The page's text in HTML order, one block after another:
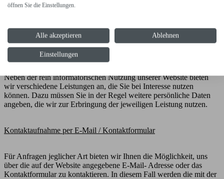
auf unserer Website. Die Speicherdauer entspricht der aktuellen
4.2 Weitere Funktionen und Angebote unserer
Website
Neben der rein informatorischen Nutzung unserer Website bieten
wir verschiedene Leistungen an, die Sie bei Interesse nutzen
können. Dazu müssen Sie in der Regel weitere persönliche Daten
angeben, die wir zur Erbringung der jeweiligen Leistung nutzen.
Kontaktaufnahme per E-Mail / Kontaktformular
Für Anfragen jeglicher Art bieten wir Ihnen die Möglichkeit, uns
über die auf der Website angegebene E-Mail- Adresse oder das
Kontaktformular zu kontaktieren. In diesem Fall werden die mit der
öffnen Sie die Einstellungen.
Alle akzeptieren Ablehnen
Einstellungen